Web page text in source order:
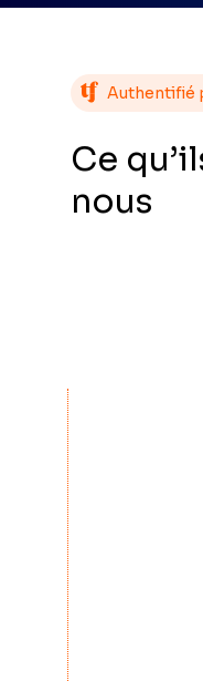
Authentifié
Ce
nous